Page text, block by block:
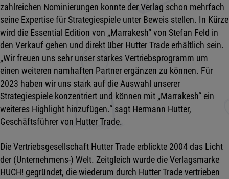
zahlreichen Nominierungen konnte der Verlag schon mehrfach
seine Expertise für Strategiespiele unter Beweis stellen. In Kürze
wird die Essential Edition von „Marrakesh“ von Stefan Feld in
den Verkauf gehen und direkt über Hutter Trade erhältlich sein.
„Wir freuen uns sehr unser starkes Vertriebsprogramm um
einen weiteren namhaften Partner ergänzen zu können. Für
2023 haben wir uns stark auf die Auswahl unserer
Strategiespiele konzentriert und können mit „Marrakesh“ ein
weiteres Highlight hinzufügen.“ sagt Hermann Hutter,
Geschäftsführer von Hutter Trade.
Die Vertriebsgesellschaft Hutter Trade erblickte 2004 das Licht
der (Unternehmens-) Welt. Zeitgleich wurde die Verlagsmarke
HUCH! gegründet, die wiederum durch Hutter Trade vertrieben